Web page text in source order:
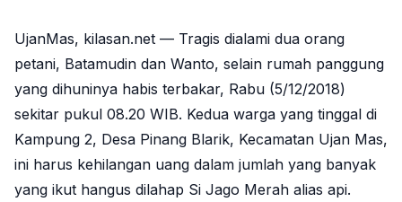
UjanMas, kilasan.net — Tragis dialami dua orang
petani, Batamudin dan Wanto, selain rumah panggung
yang dihuninya habis terbakar, Rabu (5/12/2018)
sekitar pukul 08.20 WIB. Kedua warga yang tinggal di
Kampung 2, Desa Pinang Blarik, Kecamatan Ujan Mas,
ini harus kehilangan uang dalam jumlah yang banyak
yang ikut hangus dilahap Si Jago Merah alias api.